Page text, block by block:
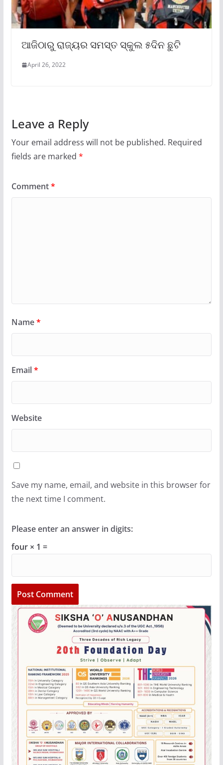
ଆଜିଠାରୁ ରାଜ୍ୟର ସମସ୍ତ ସ୍କୁଲ ୫ଦିନ ଛୁଟି
April 26, 2022
Leave a Reply
Your email address will not be published. Required
fields are marked *
Comment*
Name*
Email*
Website
Save my name, email, and website in this browser for
the next time I comment.
Please enter an answer in digits:
four × 1 =